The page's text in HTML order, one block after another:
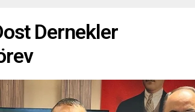
Dernekler